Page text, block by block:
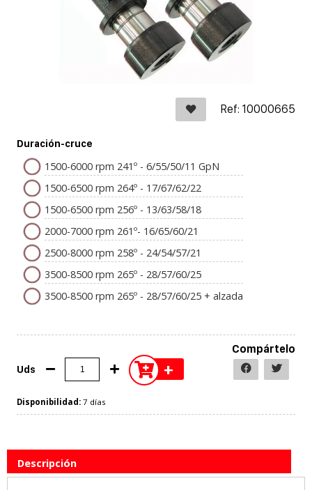
Ref: 10000665
Duración-cruce
1500-6000 rpm 241º - 6/55/50/11 GpN
1500-6500 rpm 264º - 17/67/62/22
1500-6500 rpm 256º - 13/63/58/18
2000-7000 rpm 261º- 16/65/60/21
2500-8000 rpm 258º - 24/54/57/21
3500-8500 rpm 265º - 28/57/60/25
3500-8500 rpm 265º - 28/57/60/25 + alzada
Uds +
Compártelo
Disponibilidad: 7 días
Descripción